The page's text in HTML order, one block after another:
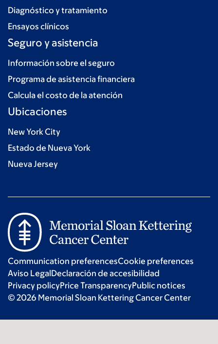
Diagnóstico y tratamiento
Ensayos clínicos
Seguro y asistencia
Información sobre el seguro
Programa de asistencia financiera
Calcula el costo de la atención
Ubicaciones
New York City
Estado de Nueva York
Nueva Jersey
Communication preferencesCookie preferences
Aviso LegalDeclaración de accesibilidad
Privacy policyPrice TransparencyPublic notices
© 2026 Memorial Sloan Kettering Cancer Center